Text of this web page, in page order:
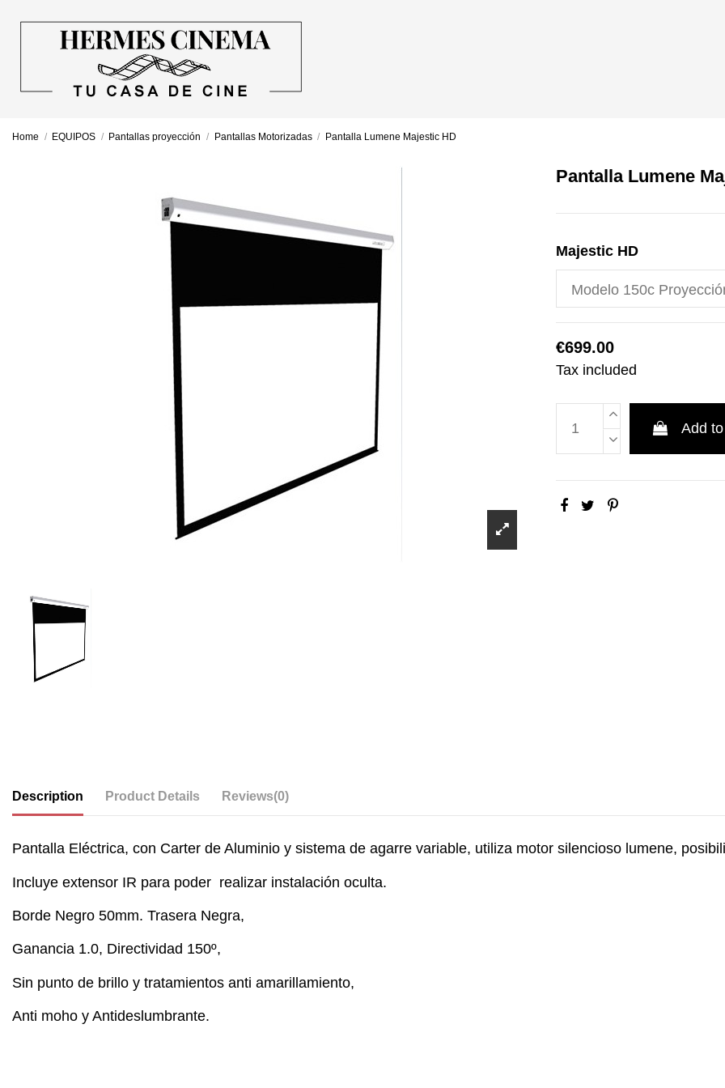
Home EQUIPOS Pantallas proyección Pantallas Motorizadas Pantalla Lumene Majestic HD
Pantalla Lumene
Majestic HD
€699.00
Tax included
Add
Description Product Details Reviews(0)
Pantalla Eléctrica, con Carter de Aluminio y sistema de agarre variable, utiliza motor silencioso lumene,
Incluye extensor IR para poder realizar instalación oculta.
Borde Negro 50mm. Trasera Negra,
Ganancia 1.0, Directividad 150º,
Sin punto de brillo y tratamientos anti amarillamiento,
Anti moho y Antideslumbrante.